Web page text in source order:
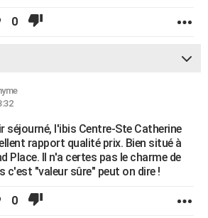
0
séjourné, l'ibis Centre-Ste Catherine
rapport qualité prix. Bien situé à
Place. Il n'a certes pas le charme de
c'est "valeur sûre" peut on dire !
0